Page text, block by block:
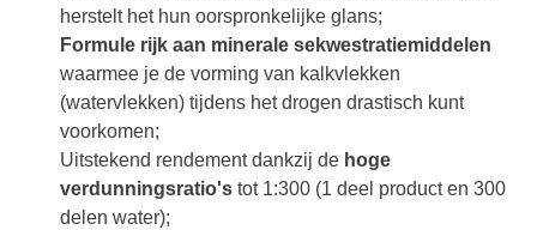
herstelt het hun oorspronkelijke glans;
Formule rijk aan minerale sekwestratiemiddelen
waarmee je de vorming van kalkvlekken
(watervlekken) tijdens het drogen drastisch kunt
voorkomen;
Uitstekend rendement dankzij de hoge
verdunningsratio's tot 1:300 (1 deel product en 300
delen water);